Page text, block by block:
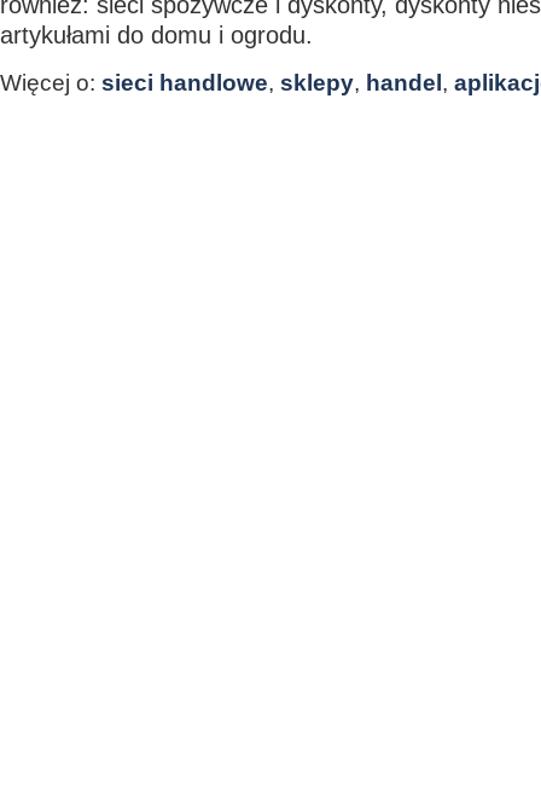
artykułami do domu i ogrodu.
Więcej o: sieci handlowe, sklepy, handel ,